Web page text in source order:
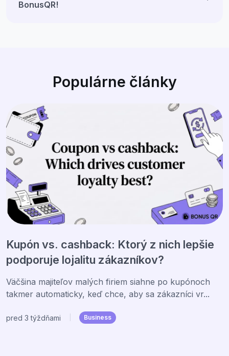
BonusQR!
Populárne články
Kupón vs. cashback: Ktorý z nich lepšie
podporuje lojalitu zákazníkov?
Väčšina majiteľov malých firiem siahne po kupónoch
takmer automaticky, keď chce, aby sa zákazníci vr...
pred 3 týždňami Business